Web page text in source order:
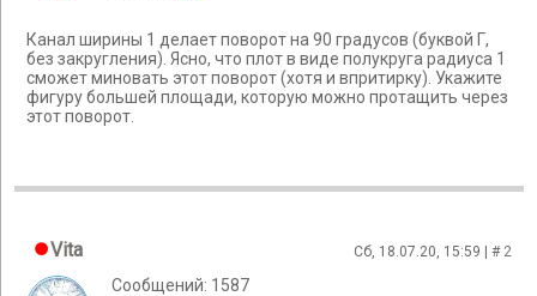
Канал ширины 1 делает поворот на 90 градусов (буквой Г,
без закругления). Ясно, что плот в виде полукруга радиуса 1
сможет миновать этот поворот (хотя и впритирку). Укажите
фигуру большей площади, которую можно протащить через
этот поворот.
Vita Сб, 18.07.20, 15:59 | # 2
Сообщений: 1587